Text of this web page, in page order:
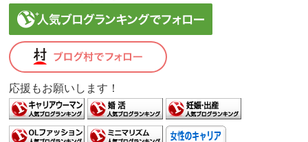
応援もお願いします！